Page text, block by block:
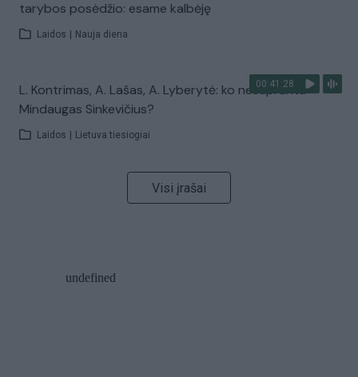
tarybos posėdžio: esame kalbėję
Laidos Nauja diena
00:41:28
L. Kontrimas, A. Lašas, A. Lyberytė: ko nesupranta
Mindaugas Sinkevičius?
Laidos Lietuva tiesiogiai
Visi įrašai